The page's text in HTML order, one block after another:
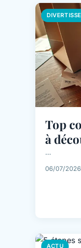
Top
à
...
06/07/2026
ACTU